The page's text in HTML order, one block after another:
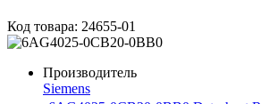
Код товара: 24655-01
Производитель
Siemens